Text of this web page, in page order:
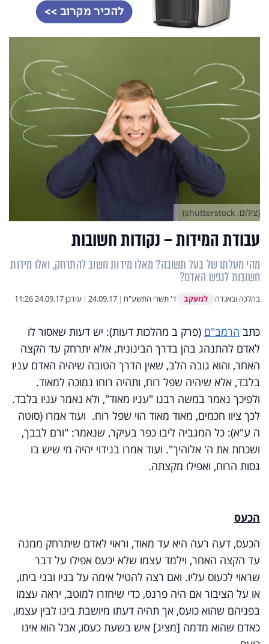
עבודת המידות – נקודות חשובות
מהי מעלתו של בעל תשובה? מאלו מידות חשוב להתרחק, ואלו מידות
חשובות לנפש האדם?
בהלכה ובאגדה למעקב ד' תשרי התשע"ח |
24.09.17
| עודכן24.09.17 11:26
(צילום: shutterstock)
כתב הרמב"ם (פרק ב מהלכות דעות): יש דעות שאסור לו
לאדם להתנהג בהן בדרך הבינונית, אלא יתרחק עד הקצה
האחר, והוא גובה הלב, שאין הדרך הטובה שיהיה האדם עניו
בלבד, אלא שיהיה שפל רוח, ותהיה רוחו נמוכה למאוד.
ולפיכך נאמר במשה רבנו "עניו מאוד", ולא נאמר עניו בלבד.
לכך ציוו חכמים, מאוד מאוד הוי שפל רוח. ועוד אמרו (סוטה
ה ע"א): כל המגביה ליבו כפר בעיקר, שנאמר: "ורם לבבך,
ושכחת את ה' אלוהיך". ועוד אמרו בנידוי יהיה מי שיש בו
גסות הרוח, ואפילו מקצתה.
הכעס
הכעס, דעה רעה היא עד מאוד, וראוי לאדם שיתרחק ממנה
עד הקצה האחר, וילמד עצמו שלא יכעס אפילו על דבר
שראוי לכעוס עליו. ואם רצה להטיל אימה על בניו ובני ביתו,
או על הציבור אם היה פרנס, כדי שיחזרו למוטב, יראה עצמו
בפניהם שהוא כועס, אך תהיה דעתו מיושבת בינו לבין עצמו,
כאדם שהוא מדמה [מציג] איש בשעת כעסו, אבל הוא אינו